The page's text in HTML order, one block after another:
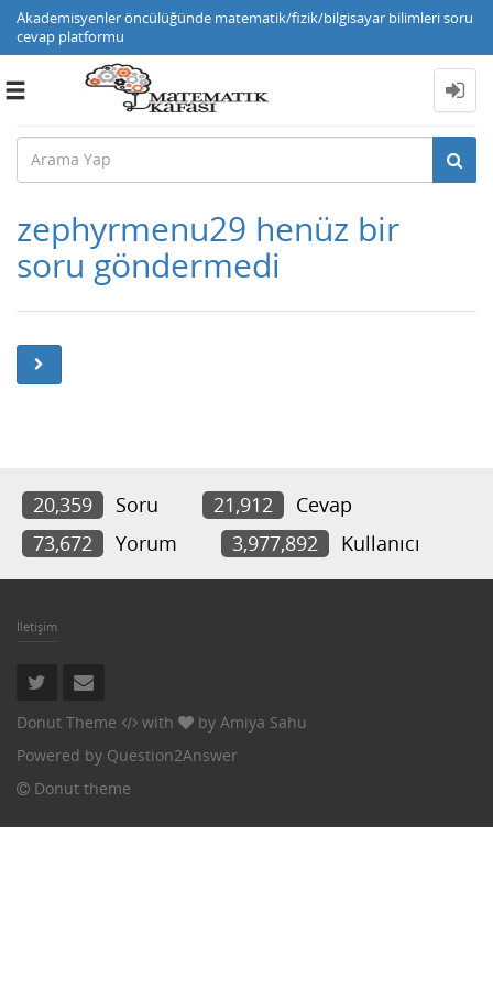
Akademisyenler öncülüğünde matematik/fizik/bilgisayar bilimleri soru
cevap platformu
Toggle
zephyrmenu29 henüz bir
soru göndermedi
20,359 Soru 21,912
Cevap
73,672
Yorum 3,977,892 Kullanıcı
İletişim
Donut Theme with by Amiya Sahu
Powered by Question2Answer
Donut theme